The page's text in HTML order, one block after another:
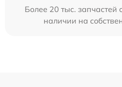
Более 20 тыс. запчастей
наличии на